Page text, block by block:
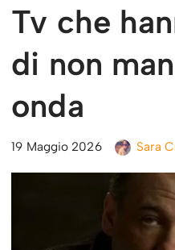
Tv che
di non
onda
19 Maggio 2026 Sara